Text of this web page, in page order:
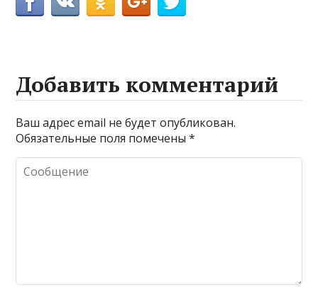
Добавить комментарий
Ваш адрес email не будет опубликован.
Обязательные поля помечены*